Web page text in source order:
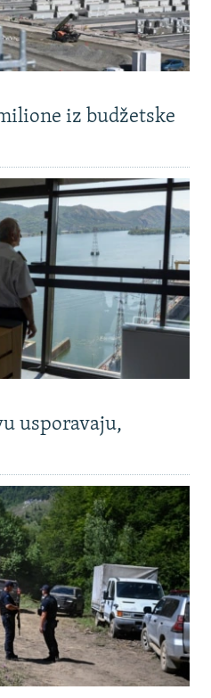
iz budžetske
usporavaju,